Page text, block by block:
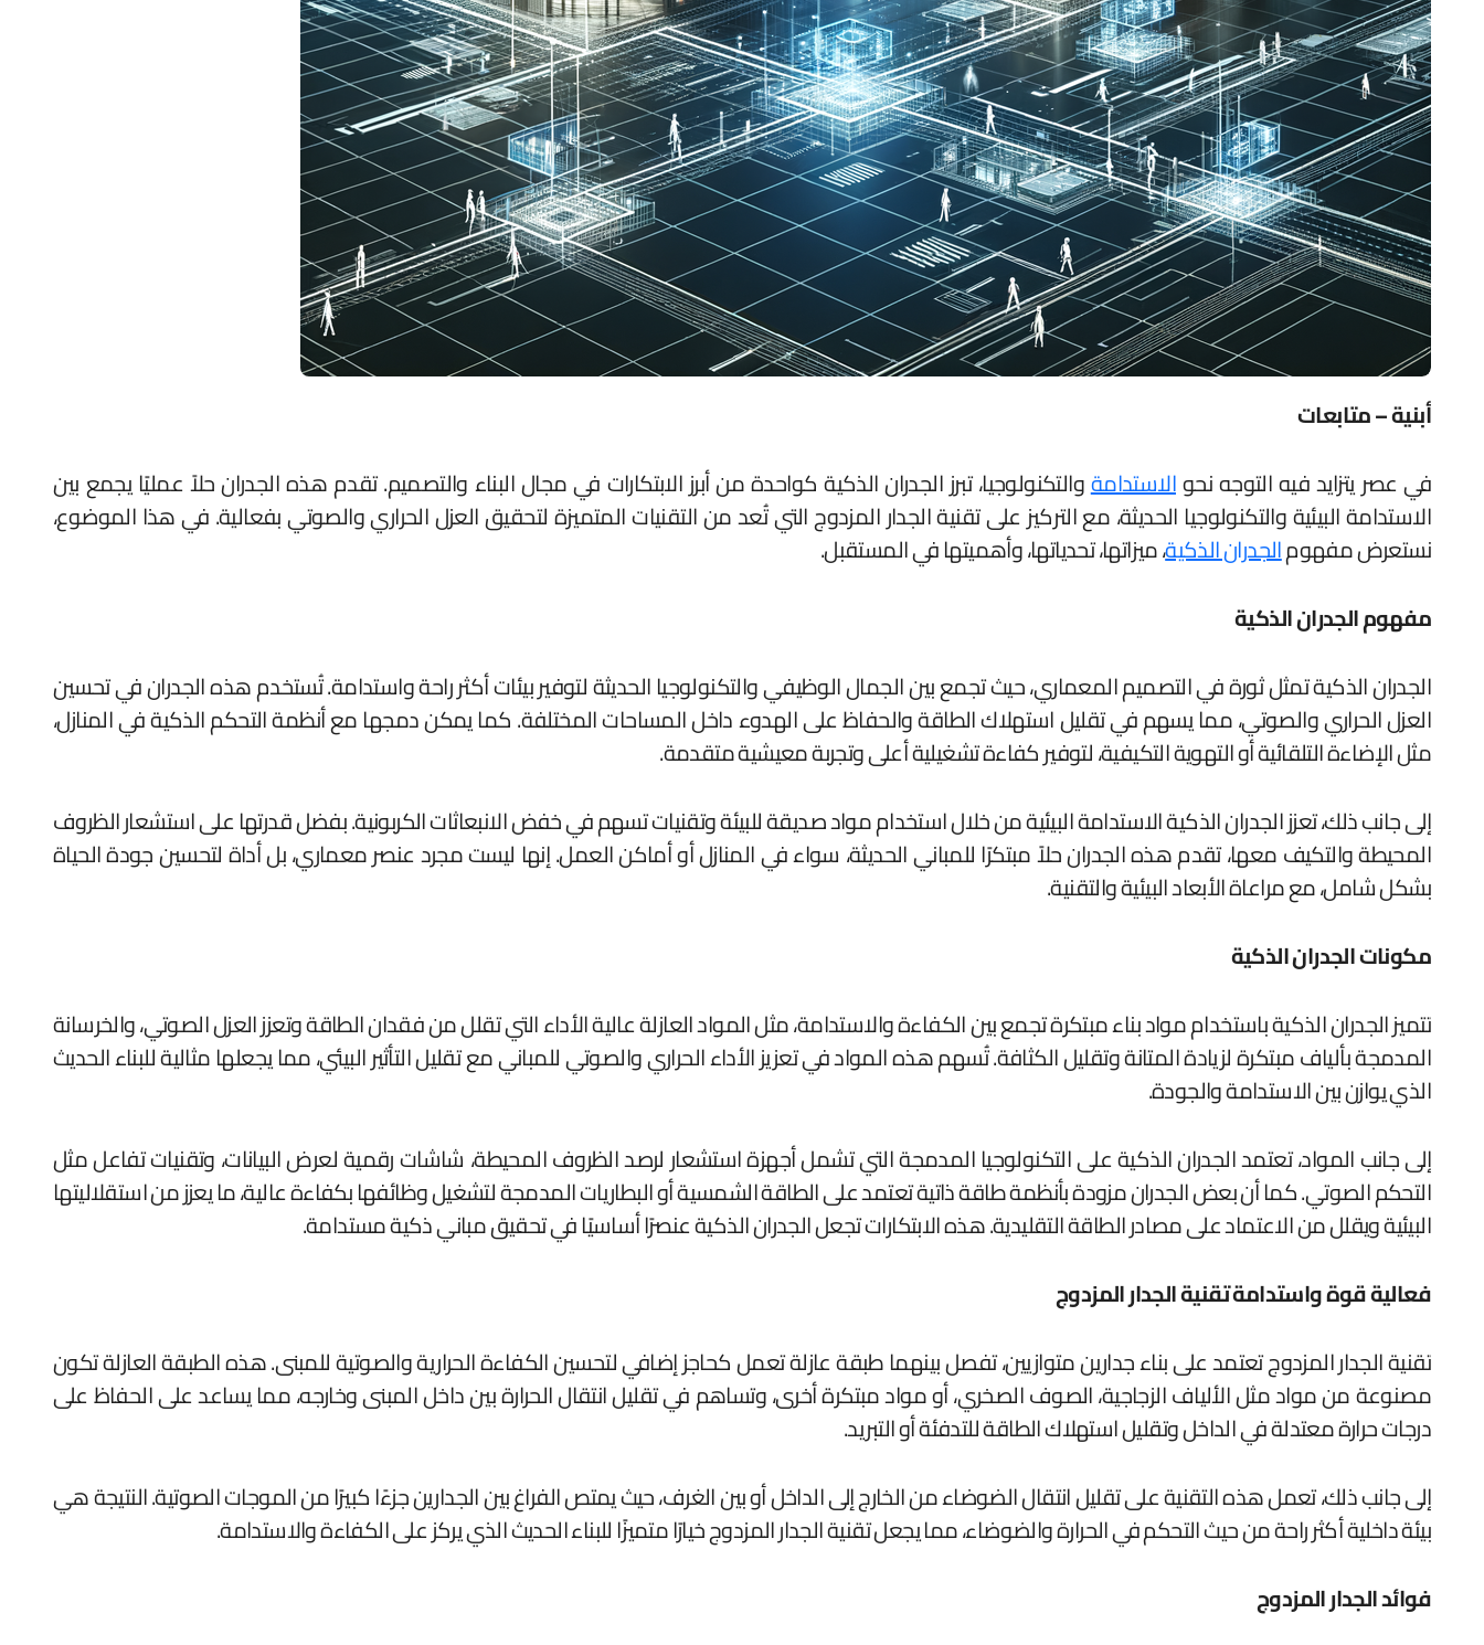
أبنية – متابعات
في عصر يتزايد فيه التوجه نحوالاستدامةوالتكنولوجيا، تبرز الجدران الذكية كواحدة من أبرز الابتكارات في مجال البناء والتصميم. تقدم هذه الجدران حلاً عمليًا يجمع بين
الاستدامة البيئية والتكنولوجيا الحديثة، مع التركيز على تقنية الجدار المزدوج التي تُعد من التقنيات المتميزة لتحقيق العزل الحراري والصوتي بفعالية. في هذا الموضوع،
نستعرض مفهومالجدران الذكية، ميزاتها، تحدياتها، وأهميتها في المستقبل.
مفهوم الجدران الذكية
الجدران الذكية تمثل ثورة في التصميم المعماري، حيث تجمع بين الجمال الوظيفي والتكنولوجيا الحديثة لتوفير بيئات أكثر راحة واستدامة. تُستخدم هذه الجدران في تحسين
العزل الحراري والصوتي، مما يسهم في تقليل استهلاك الطاقة والحفاظ على الهدوء داخل المساحات المختلفة. كما يمكن دمجها مع أنظمة التحكم الذكية في المنازل،
مثل الإضاءة التلقائية أو التهوية التكيفية، لتوفير كفاءة تشغيلية أعلى وتجربة معيشية متقدمة.
إلى جانب ذلك، تعزز الجدران الذكية الاستدامة البيئية من خلال استخدام مواد صديقة للبيئة وتقنيات تسهم في خفض الانبعاثات الكربونية. بفضل قدرتها على استشعار الظروف
المحيطة والتكيف معها، تقدم هذه الجدران حلاً مبتكرًا للمباني الحديثة، سواء في المنازل أو أماكن العمل. إنها ليست مجرد عنصر معماري، بل أداة لتحسين جودة الحياة
بشكل شامل، مع مراعاة الأبعاد البيئية والتقنية.
مكونات الجدران الذكية
تتميز الجدران الذكية باستخدام مواد بناء مبتكرة تجمع بين الكفاءة والاستدامة، مثل المواد العازلة عالية الأداء التي تقلل من فقدان الطاقة وتعزز العزل الصوتي، والخرسانة
المدمجة بألياف مبتكرة لزيادة المتانة وتقليل الكثافة. تُسهم هذه المواد في تعزيز الأداء الحراري والصوتي للمباني مع تقليل التأثير البيئي، مما يجعلها مثالية للبناء الحديث
الذي يوازن بين الاستدامة والجودة.
إلى جانب المواد، تعتمد الجدران الذكية على التكنولوجيا المدمجة التي تشمل أجهزة استشعار لرصد الظروف المحيطة، شاشات رقمية لعرض البيانات، وتقنيات تفاعل مثل
التحكم الصوتي. كما أن بعض الجدران مزودة بأنظمة طاقة ذاتية تعتمد على الطاقة الشمسية أو البطاريات المدمجة لتشغيل وظائفها بكفاءة عالية، ما يعزز من استقلاليتها
البيئية ويقلل من الاعتماد على مصادر الطاقة التقليدية. هذه الابتكارات تجعل الجدران الذكية عنصرًا أساسيًا في تحقيق مباني ذكية مستدامة.
فعالية قوة واستدامة تقنية الجدار المزدوج
تقنية الجدار المزدوج تعتمد على بناء جدارين متوازيين، تفصل بينهما طبقة عازلة تعمل كحاجز إضافي لتحسين الكفاءة الحرارية والصوتية للمبنى. هذه الطبقة العازلة تكون
مصنوعة من مواد مثل الألياف الزجاجية، الصوف الصخري، أو مواد مبتكرة أخرى، وتساهم في تقليل انتقال الحرارة بين داخل المبنى وخارجه، مما يساعد على الحفاظ على
درجات حرارة معتدلة في الداخل وتقليل استهلاك الطاقة للتدفئة أو التبريد.
إلى جانب ذلك، تعمل هذه التقنية على تقليل انتقال الضوضاء من الخارج إلى الداخل أو بين الغرف، حيث يمتص الفراغ بين الجدارين جزءًا كبيرًا من الموجات الصوتية. النتيجة هي
بيئة داخلية أكثر راحة من حيث التحكم في الحرارة والضوضاء، مما يجعل تقنية الجدار المزدوج خيارًا متميزًا للبناء الحديث الذي يركز على الكفاءة والاستدامة.
فوائد الجدار المزدوج